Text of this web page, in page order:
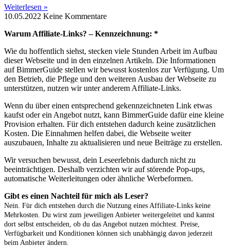
Weiterlesen »
10.05.2022 Keine Kommentare
Warum Affiliate-Links? – Kennzeichnung: *
Wie du hoffentlich siehst, stecken viele Stunden Arbeit im Aufbau
dieser Webseite und in den einzelnen Artikeln. Die Informationen
auf BimmerGuide stellen wir bewusst kostenlos zur Verfügung. Um
den Betrieb, die Pflege und den weiteren Ausbau der Webseite zu
unterstützen, nutzen wir unter anderem Affiliate-Links.
Wenn du über einen entsprechend gekennzeichneten Link etwas
kaufst oder ein Angebot nutzt, kann BimmerGuide dafür eine kleine
Provision erhalten. Für dich entstehen dadurch keine zusätzlichen
Kosten. Die Einnahmen helfen dabei, die Webseite weiter
auszubauen, Inhalte zu aktualisieren und neue Beiträge zu erstellen.
Wir versuchen bewusst, dein Leseerlebnis dadurch nicht zu
beeinträchtigen. Deshalb verzichten wir auf störende Pop-ups,
automatische Weiterleitungen oder ähnliche Werbeformen.
Gibt es einen Nachteil für mich als Leser?
Nein. Für dich entstehen durch die Nutzung eines Affiliate-Links keine
Mehrkosten. Du wirst zum jeweiligen Anbieter weitergeleitet und kannst
dort selbst entscheiden, ob du das Angebot nutzen möchtest. Preise,
Verfügbarkeit und Konditionen können sich unabhängig davon jederzeit
beim Anbieter ändern.